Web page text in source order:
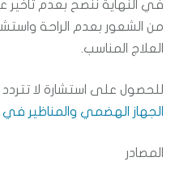
في النهاية ننصح بعدم تأخير
من الشعور بعدم الراحة
العلاج المناسب.
للحصول على استشارة لا
الجهاز الهضمي والمناظير
المصادر